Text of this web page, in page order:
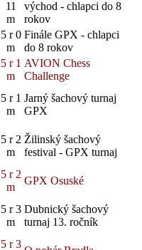
11
m
východ - chlapci do 8
rokov
5 r 0
m
Finále GPX - chlapci
do 8 rokov
5 r 1
m
AVION Chess
Challenge
5 r 1
m
Jarný šachový turnaj
GPX
5 r 2
m
Žilinský šachový
festival - GPX turnaj
5 r 2
m
GPX Osuské
5 r 3
m
Dubnický šachový
turnaj 13. ročník
5 r 3